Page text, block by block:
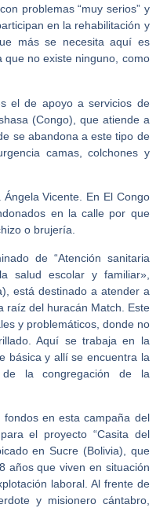
problemas “muy serios” y
en la rehabilitación y
más se necesita aquí es
que no existe ninguno, como
el de apoyo a servicios de
(Congo), que atiende a
se abandona a este tipo de
camas, colchones y
Vicente. En El Congo
en la calle por que
o brujería.
de “Atención sanitaria
salud escolar y familiar»,
está destinado a atender a
raíz del huracán Match. Este
y problemáticos, donde no
Aquí se trabaja en la
básica y allí se encuentra la
de la congregación de la
fondos en esta campaña del
el proyecto “Casita del
en Sucre (Bolivia), que
años que viven en situación
laboral. Al frente de
y misionero cántabro,